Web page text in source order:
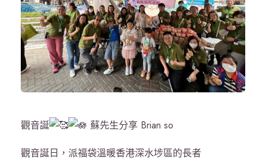
觀音誕 蘇先生分享 Brian so
觀音誕日，派福袋溫暖香港深水埗區的長者